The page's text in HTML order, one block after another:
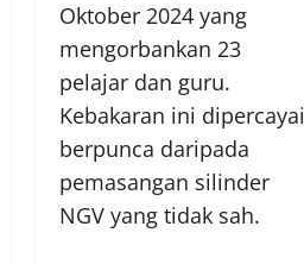
Oktober 2024 yang
mengorbankan 23
pelajar dan guru.
Kebakaran ini dipercayai
berpunca daripada
pemasangan silinder
NGV yang tidak sah.